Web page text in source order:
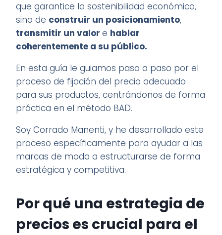
que garantice la sostenibilidad económica,
sino de construir un posicionamiento,
transmitir un valore hablar
coherentemente a su público.
En esta guía le guiamos paso a paso por el
proceso de fijación del precio adecuado
para sus productos, centrándonos de forma
práctica en el método BAD.
Soy Corrado Manenti, y he desarrollado este
proceso específicamente para ayudar a las
marcas de moda a estructurarse de forma
estratégica y competitiva.
Por qué una estrategia de
precios es crucial para el